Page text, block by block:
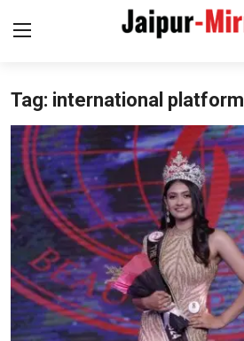
Home
संपर्क करें
हमारे बारे में
मनोरंजन
समाचार
Tag: international platform